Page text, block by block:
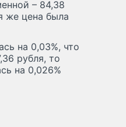
– 84,38
же цена была
на 0,03%, что
рубля, то
на 0,026%